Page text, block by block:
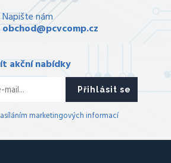
Napište nám
obchod@pcvcomp.cz
akční nabídky
Přihlásit se
marketingových informací